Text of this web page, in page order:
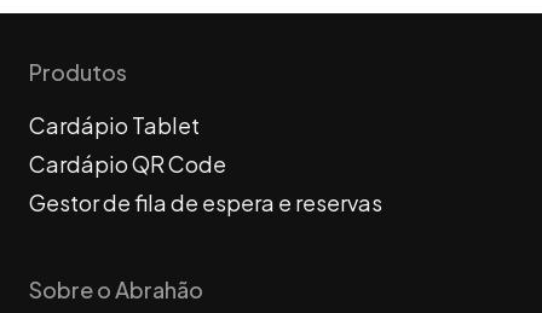
Produtos
Cardápio Tablet
Cardápio QR Code
Gestor de fila de espera e reservas
Sobre o Abrahão